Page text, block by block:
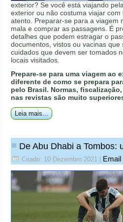
exterior? Se você está viajando
exterior ou não costuma viajar
atento. Preparar-se para a viagem
mala e comprar as passagens. É
detalhes que podem estragar o
documentos, vistos ou vacinas que
cuidados que devem ser tomados
locais visitados.
Prepare-se para uma viagem ao
diferente de como se prepara
pelo Brasil. Normas,
nas revistas são muito
Leia mais...
De Abu Dhabi a Tombos:
Criado: 10 Dezembro 2021 | Email